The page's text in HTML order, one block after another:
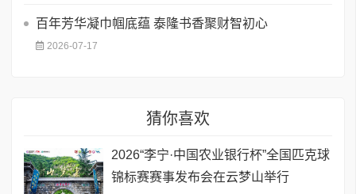
百年芳华凝巾帼底蕴 泰隆书香聚财智初心
2026-07-17
猜你喜欢
2026“李宁·中国农业银行杯”全国匹克球
锦标赛赛事发布会在云梦山举行